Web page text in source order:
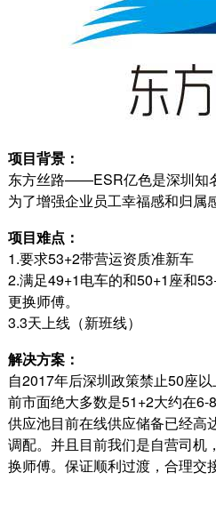
项目背景：
东方丝路——ESR亿色是深圳知
为了增强企业员工幸福感和归属
项目难点：
1.要求53+2带营运资质准新车
2.满足49+1电车的和50+1座和
更换师傅。
3.3天上线（新班线）
解决方案：
自2017年后深圳政策禁止50座
前市面绝大多数是51+2大约在
供应池目前在线供应储备已经高
调配。并且目前我们是自营司机
换师傅。保证顺利过渡，合理交接
金蝶员工团建旅
金蝶员工团建旅